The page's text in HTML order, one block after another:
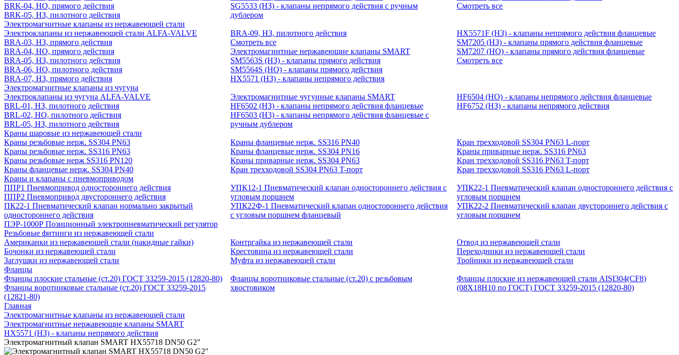
BRK-04, НО, прямого действия
BRK-05, НЗ, пилотного действия
SG5533 (НЗ) - клапаны непрямого действия с ручным
дублером
Смотреть все
Электромагнитные клапаны из нержавеющей стали
Электроклапаны из нержавеющей стали ALFA-VALVE
BRA-03, НЗ, прямого действия
BRA-04, НО, прямого действия
BRA-05, НЗ, пилотного действия
BRA-06, НО, пилотного действия
BRA-07, НЗ, прямого действия
BRA-09, НЗ, пилотного действия
Смотреть все
Электромагнитные нержавеющие клапаны SMART
SM5563S (НЗ) - клапаны прямого действия
SM5564S (НО) - клапаны прямого действия
HX5571 (НЗ) - клапаны непрямого действия
HX5571F (НЗ) - клапаны непрямого действия фланцевые
SM7205 (НЗ) - клапаны прямого действия фланцевые
SM7207 (НО) - клапаны прямого действия фланцевые
Смотреть все
Электромагнитные клапаны из чугуна
Электроклапаны из чугуна ALFA-VALVE
BRL-01, НЗ, пилотного действия
BRL-02, НО, пилотного действия
BRL-05, НЗ, пилотного действия
Электромагнитные чугунные клапаны SMART
HF6502 (НЗ) - клапаны непрямого действия фланцевые
HF6503 (Н3) - клапаны непрямого действия фланцевые с
ручным дублером
HF6504 (НО) - клапаны непрямого действия фланцевые
HF6752 (НЗ) - клапаны непрямого действия
Краны шаровые из нержавеющей стали
Краны резьбовые нерж. SS304 PN63
Краны резьбовые нерж. SS316 PN63
Краны резьбовые нерж SS316 PN120
Краны фланцевые нерж. SS304 PN40
Краны фланцевые нерж. SS316 PN40
Краны фланцевые нерж. SS304 PN16
Краны приварные нерж. SS304 PN63
Кран трехходовой SS304 PN63 T-порт
Кран трехходовой SS304 PN63 L-порт
Краны приварные нерж. SS316 PN63
Кран трехходовой SS316 PN63 T-порт
Кран трехходовой SS316 PN63 L-порт
Краны и клапаны с пневмоприводом
ППР1 Пневмопривод одностороннего действия
ППР2 Пневмопривод двустороннего действия
ПК22-1 Пневматический клапан нормально закрытый
одностороннего действия
ПЭР-1000Р Позиционный электропневматический регулятор
УПК12-1 Пневматический клапан одностороннего действия с
угловым поршнем
УПК22Ф-1 Пневматический клапан одностороннего действия
с угловым поршнем фланцевый
УПК22-1 Пневматический клапан одностороннего действия с
угловым поршнем
УПК22-2 Пневматический клапан двустороннего действия с
угловым поршнем
Резьбовые фитинги из нержавеющей стали
Американки из нержавеющей стали (накидные гайки)
Бочонки из нержавеющей стали
Заглушки из нержавеющей стали
Контргайка из нержавеющей стали
Крестовина из нержавеющей стали
Муфта из нержавеющей стали
Отвод из нержавеющей стали
Переходники из нержавеющей стали
Тройники из нержавеющей стали
Фланцы
Фланцы плоские стальные (ст.20) ГОСТ 33259-2015 (12820-80)
Фланцы воротниковые стальные (ст.20) ГОСТ 33259-2015
(12821-80)
Фланцы воротниковые стальные (ст.20) с резьбовым
хвостовиком
Фланцы плоские из нержавеющей стали AISI304(CF8)
(08Х18Н10 по ГОСТ) ГОСТ 33259-2015 (12820-80)
Главная
Электромагнитные клапаны из нержавеющей стали
Электромагнитные нержавеющие клапаны SMART
HX5571 (НЗ) - клапаны непрямого действия
Электромагнитный клапан SMART HX55718 DN50 G2"